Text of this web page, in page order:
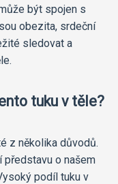
být spojen s
obezita, srdeční
sledovat a
tuku v těle?
z několika důvodů.
představu o našem
podíl tuku v